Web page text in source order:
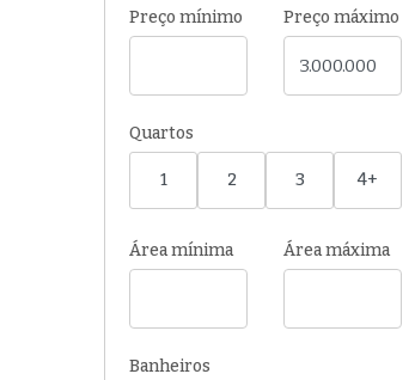
Preço mínimo Preço máximo
Quartos
1 2 3 4+
Área mínima Área máxima
Banheiros